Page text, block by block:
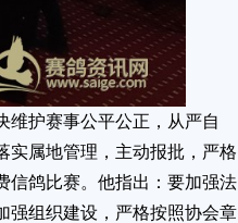
护赛事公平公正，从严自
实属地管理，主动报批，严格
信鸽比赛。他指出：要加强法
强组织建设，严格按照协会章